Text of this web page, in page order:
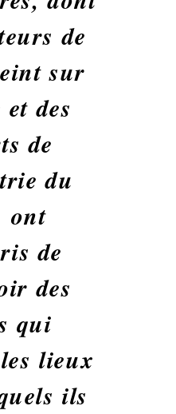
de
sur
des
de
du
ont
de
des
qui
lieux
ils